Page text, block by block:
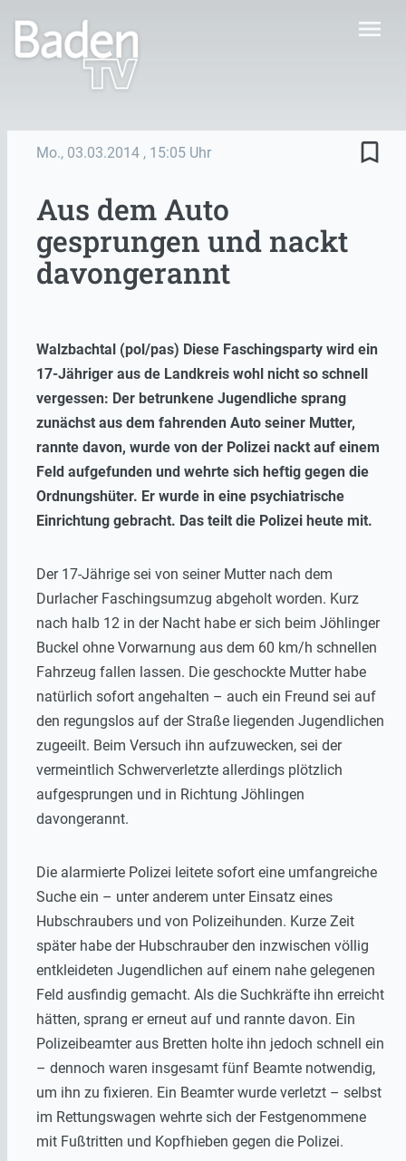
menu
Mo., 03.03.2014 , 15:05 Uhr bookmark_border
Aus dem Auto
gesprungen und nackt
davongerannt
Walzbachtal (pol/pas) Diese Faschingsparty wird ein
17-Jähriger aus de Landkreis wohl nicht so schnell
vergessen: Der betrunkene Jugendliche sprang
zunächst aus dem fahrenden Auto seiner Mutter,
rannte davon, wurde von der Polizei nackt auf einem
Feld aufgefunden und wehrte sich heftig gegen die
Ordnungshüter. Er wurde in eine psychiatrische
Einrichtung gebracht. Das teilt die Polizei heute mit.
Der 17-Jährige sei von seiner Mutter nach dem
Durlacher Faschingsumzug abgeholt worden. Kurz
nach halb 12 in der Nacht habe er sich beim Jöhlinger
Buckel ohne Vorwarnung aus dem 60 km/h schnellen
Fahrzeug fallen lassen. Die geschockte Mutter habe
natürlich sofort angehalten – auch ein Freund sei auf
den regungslos auf der Straße liegenden Jugendlichen
zugeeilt. Beim Versuch ihn aufzuwecken, sei der
vermeintlich Schwerverletzte allerdings plötzlich
aufgesprungen und in Richtung Jöhlingen
davongerannt.
Die alarmierte Polizei leitete sofort eine umfangreiche
Suche ein – unter anderem unter Einsatz eines
Hubschraubers und von Polizeihunden. Kurze Zeit
später habe der Hubschrauber den inzwischen völlig
entkleideten Jugendlichen auf einem nahe gelegenen
Feld ausfindig gemacht. Als die Suchkräfte ihn erreicht
hätten, sprang er erneut auf und rannte davon. Ein
Polizeibeamter aus Bretten holte ihn jedoch schnell ein
– dennoch waren insgesamt fünf Beamte notwendig,
um ihn zu fixieren. Ein Beamter wurde verletzt – selbst
im Rettungswagen wehrte sich der Festgenommene
mit Fußtritten und Kopfhieben gegen die Polizei.